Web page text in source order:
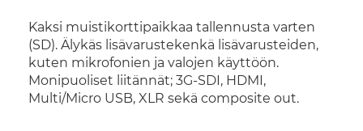
Kaksi muistikorttipaikkaa tallennusta varten
(SD). Älykäs lisävarustekenkä lisävarusteiden,
kuten mikrofonien ja valojen käyttöön.
Monipuoliset liitännät; 3G-SDI, HDMI,
Multi/Micro USB, XLR sekä composite out.